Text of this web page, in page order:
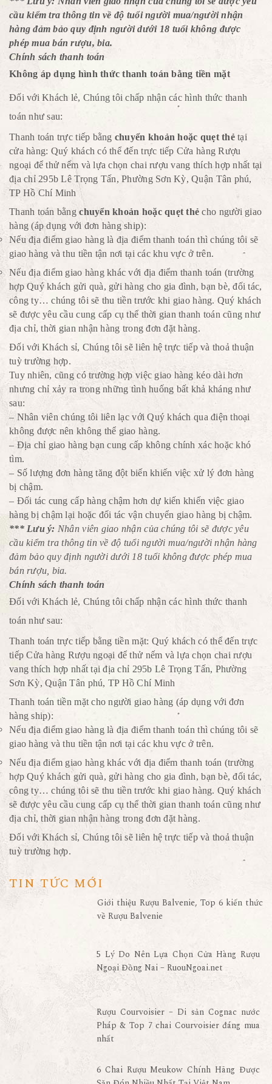
cầu kiểm tra thông tin về độ tuổi người mua/người nhận
hàng đảm bảo quy định người dưới 18 tuổi không được
phép mua bán rượu, bia.
Chính sách thanh toán
Không áp dụng hình thức thanh toán bằng tiền mặt
Đối với Khách lẻ, Chúng tôi chấp nhận các hình thức thanh
toán như sau:
Thanh toán trực tiếp bằng chuyển khoản hoặc quẹt thẻtại
cửa hàng: Quý khách có thể đến trực tiếp Cửa hàng Rượu
ngoại để thử nếm và lựa chọn chai rượu vang thích hợp nhất tại
địa chỉ 295b Lê Trọng Tấn, Phường Sơn Kỳ, Quận Tân phú,
TP Hồ Chí Minh
Thanh toán bằngchuyển khoản hoặc quẹt thẻ cho người giao
hàng (áp dụng với đơn hàng ship):
Nếu địa điểm giao hàng là địa điểm thanh toán thì chúng tôi sẽ
giao hàng và thu tiền tận nơi tại các khu vực ở trên.
Nếu địa điểm giao hàng khác với địa điểm thanh toán (trường
hợp Quý khách gửi quà, gửi hàng cho gia đình, bạn bè, đối tác,
công ty… chúng tôi sẽ thu tiền trước khi giao hàng. Quý khách
sẽ được yêu cầu cung cấp cụ thể thời gian thanh toán cũng như
địa chỉ, thời gian nhận hàng trong đơn đặt hàng.
Đối với Khách sỉ, Chúng tôi sẽ liên hệ trực tiếp và thoả thuận
tuỳ trường hợp.
Tuy nhiên, cũng có trường hợp việc giao hàng kéo dài hơn
nhưng chỉ xảy ra trong những tình huống bất khả kháng như
sau:
– Nhân viên chúng tôi liên lạc với Quý khách qua điện thoại
không được nên không thể giao hàng.
– Địa chỉ giao hàng bạn cung cấp không chính xác hoặc khó
tìm.
– Số lượng đơn hàng tăng đột biến khiến việc xử lý đơn hàng
bị chậm.
– Đối tác cung cấp hàng chậm hơn dự kiến khiến việc giao
hàng bị chậm lại hoặc đối tác vận chuyển giao hàng bị chậm.
*** Lưu ý: Nhân viên giao nhận của chúng tôi sẽ được yêu
cầu kiểm tra thông tin về độ tuổi người mua/người nhận hàng
đảm bảo quy định người dưới 18 tuổi không được phép mua
bán rượu, bia.
Chính sách thanh toán
Đối với Khách lẻ, Chúng tôi chấp nhận các hình thức thanh
toán như sau:
Thanh toán trực tiếp bằng tiền mặt: Quý khách có thể đến trực
tiếp Cửa hàng Rượu ngoại để thử nếm và lựa chọn chai rượu
vang thích hợp nhất tại địa chỉ 295b Lê Trọng Tấn, Phường
Sơn Kỳ, Quận Tân phú, TP Hồ Chí Minh
Thanh toán tiền mặt cho người giao hàng (áp dụng với đơn
hàng ship):
Nếu địa điểm giao hàng là địa điểm thanh toán thì chúng tôi sẽ
giao hàng và thu tiền tận nơi tại các khu vực ở trên.
Nếu địa điểm giao hàng khác với địa điểm thanh toán (trường
hợp Quý khách gửi quà, gửi hàng cho gia đình, bạn bè, đối tác,
công ty… chúng tôi sẽ thu tiền trước khi giao hàng. Quý khách
sẽ được yêu cầu cung cấp cụ thể thời gian thanh toán cũng như
địa chỉ, thời gian nhận hàng trong đơn đặt hàng.
Đối với Khách sỉ, Chúng tôi sẽ liên hệ trực tiếp và thoả thuận
tuỳ trường hợp.
TIN TỨC MỚI
Giới thiệu Rượu Balvenie, Top 6 kiến thức
về Rượu Balvenie
Ngoại Đồng Nai – RuouNgoai.net
Rượu Courvoisier – Di sản Cognac nước
Pháp & Top 7 chai Courvoisier đáng mua
nhất
Săn Đón Nhiều Nhất Tại Việt Nam